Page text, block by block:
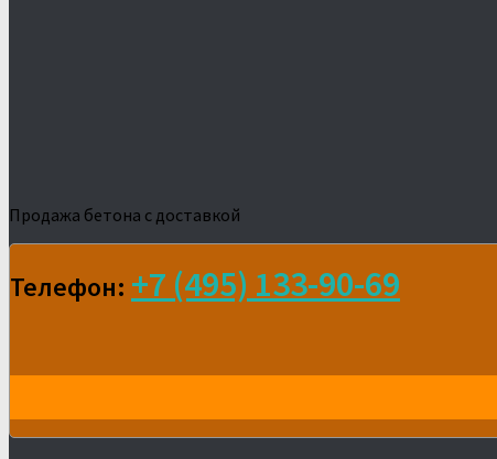
Продажа бетона с доставкой
Телефон: +7 (495) 133-90-69